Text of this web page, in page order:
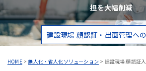
HOME>無人化・省人化ソリューション > 建設現場 顔認証
担を大幅削減
建設現場 顔認証・出面管理へ